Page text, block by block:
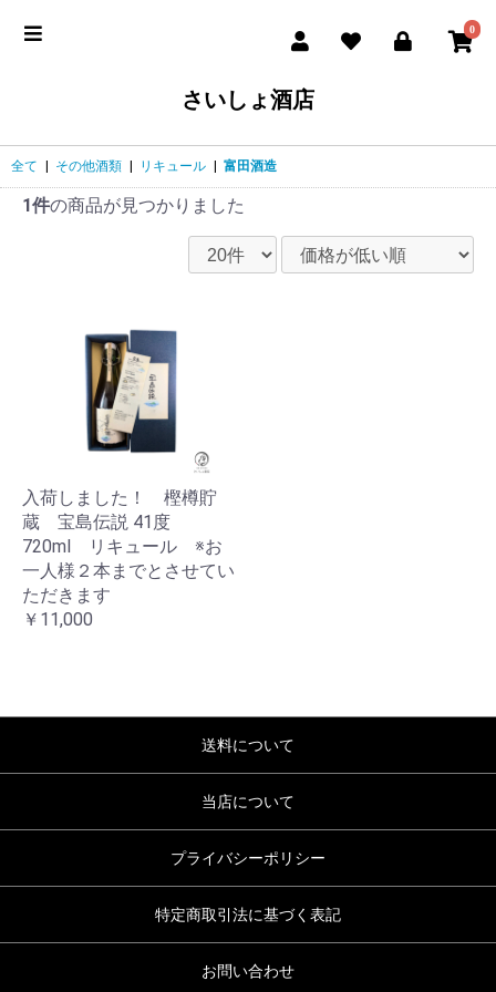
0
さいしょ酒店
全て その他酒類 リキュール 富田酒造
1件の商品が見つかりました
入荷しました！ 樫樽貯
蔵 宝島伝説 41度
720ml リキュール ※お
一人様２本までとさせてい
ただきます
￥11,000
送料について
当店について
プライバシーポリシー
特定商取引法に基づく表記
お問い合わせ